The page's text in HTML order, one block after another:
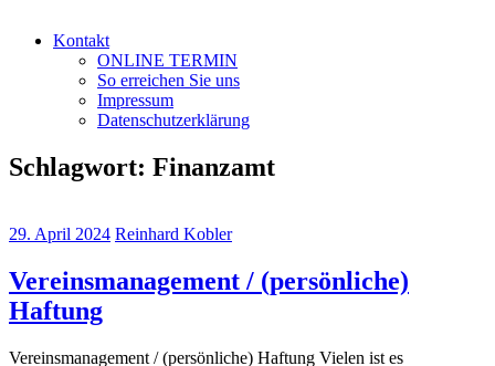
Kontakt
ONLINE TERMIN
So erreichen Sie uns
Impressum
Datenschutzerklärung
Schlagwort: Finanzamt
29. April 2024 Reinhard Kobler
Vereinsmanagement / (persönliche)
Haftung
Vereinsmanagement / (persönliche) Haftung Vielen ist es